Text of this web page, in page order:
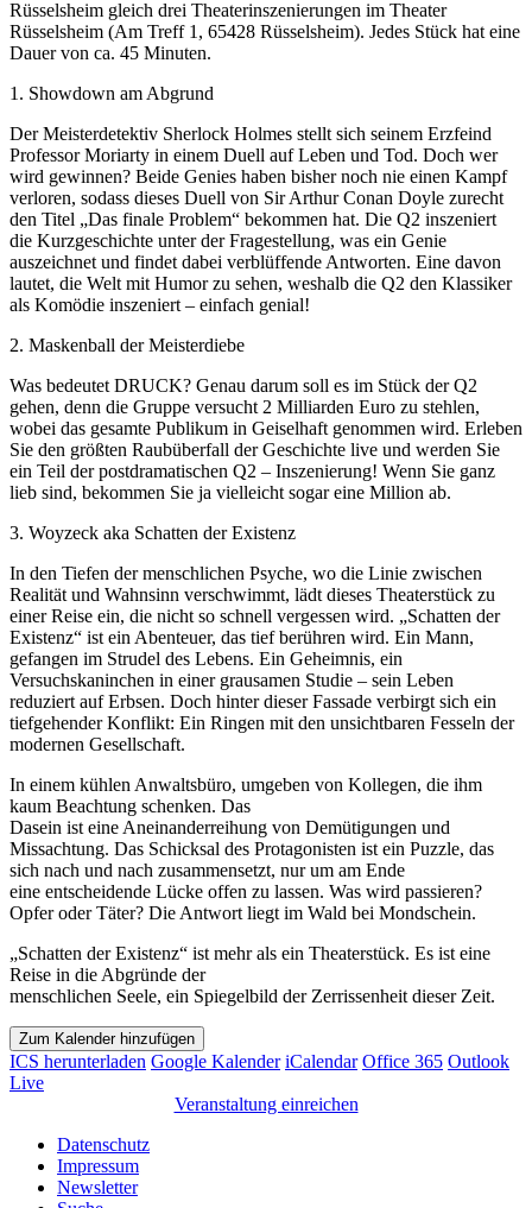
Rüsselsheim gleich drei Theaterinszenierungen im Theater
Rüsselsheim (Am Treff 1, 65428 Rüsselsheim). Jedes Stück hat eine
Dauer von ca. 45 Minuten.
1. Showdown am Abgrund
Der Meisterdetektiv Sherlock Holmes stellt sich seinem Erzfeind
Professor Moriarty in einem Duell auf Leben und Tod. Doch wer
wird gewinnen? Beide Genies haben bisher noch nie einen Kampf
verloren, sodass dieses Duell von Sir Arthur Conan Doyle zurecht
den Titel „Das finale Problem“ bekommen hat. Die Q2 inszeniert
die Kurzgeschichte unter der Fragestellung, was ein Genie
auszeichnet und findet dabei verblüffende Antworten. Eine davon
lautet, die Welt mit Humor zu sehen, weshalb die Q2 den Klassiker
als Komödie inszeniert – einfach genial!
2. Maskenball der Meisterdiebe
Was bedeutet DRUCK? Genau darum soll es im Stück der Q2
gehen, denn die Gruppe versucht 2 Milliarden Euro zu stehlen,
wobei das gesamte Publikum in Geiselhaft genommen wird. Erleben
Sie den größten Raubüberfall der Geschichte live und werden Sie
ein Teil der postdramatischen Q2 – Inszenierung! Wenn Sie ganz
lieb sind, bekommen Sie ja vielleicht sogar eine Million ab.
3. Woyzeck aka Schatten der Existenz
In den Tiefen der menschlichen Psyche, wo die Linie zwischen
Realität und Wahnsinn verschwimmt, lädt dieses Theaterstück zu
einer Reise ein, die nicht so schnell vergessen wird. „Schatten der
Existenz“ ist ein Abenteuer, das tief berühren wird. Ein Mann,
gefangen im Strudel des Lebens. Ein Geheimnis, ein
Versuchskaninchen in einer grausamen Studie – sein Leben
reduziert auf Erbsen. Doch hinter dieser Fassade verbirgt sich ein
tiefgehender Konflikt: Ein Ringen mit den unsichtbaren Fesseln der
modernen Gesellschaft.
In einem kühlen Anwaltsbüro, umgeben von Kollegen, die ihm
kaum Beachtung schenken. Das
Dasein ist eine Aneinanderreihung von Demütigungen und
Missachtung. Das Schicksal des Protagonisten ist ein Puzzle, das
sich nach und nach zusammensetzt, nur um am Ende
eine entscheidende Lücke offen zu lassen. Was wird passieren?
Opfer oder Täter? Die Antwort liegt im Wald bei Mondschein.
„Schatten der Existenz“ ist mehr als ein Theaterstück. Es ist eine
Reise in die Abgründe der
menschlichen Seele, ein Spiegelbild der Zerrissenheit dieser Zeit.
Zum Kalender hinzufügen
ICS herunterladen Google Kalender iCalendar Office 365 Outlook
Live
Veranstaltung einreichen
Datenschutz
Impressum
Newsletter